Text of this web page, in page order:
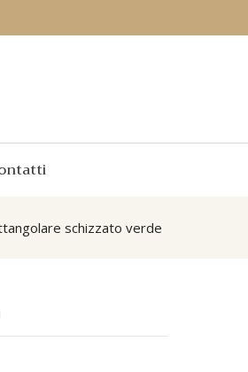
schizzato verde